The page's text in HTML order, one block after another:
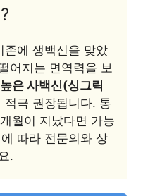
존에 생백신을 맞았
어지는 면역력을 보
은 사백신(싱그릭
적극 권장됩니다. 통
월이 지났다면 가능
따라 전문의와 상
.